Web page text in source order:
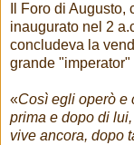
Il Foro di
inaugurato nel 2
concludeva la
grande "imperator"
«Così egli operò e
prima e dopo di
vive ancora, dopo